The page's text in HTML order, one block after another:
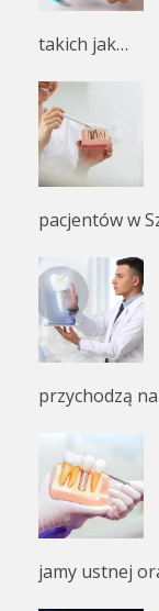
takich jak…
pacjentów w
przychodzą
jamy ustnej